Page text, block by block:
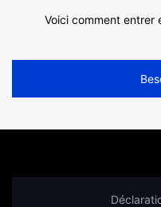
Voici comment entrer